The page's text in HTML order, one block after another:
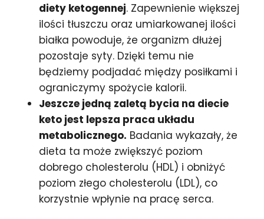
diety ketogennej. Zapewnienie większej
ilości tłuszczu oraz umiarkowanej ilości
białka powoduje, że organizm dłużej
pozostaje syty. Dzięki temu nie
będziemy podjadać między posiłkami i
ograniczymy spożycie kalorii.
Jeszcze jedną zaletą bycia na diecie
keto jest lepsza praca układu
metabolicznego. Badania wykazały, że
dieta ta może zwiększyć poziom
dobrego cholesterolu (HDL) i obniżyć
poziom złego cholesterolu (LDL), co
korzystnie wpłynie na pracę serca.